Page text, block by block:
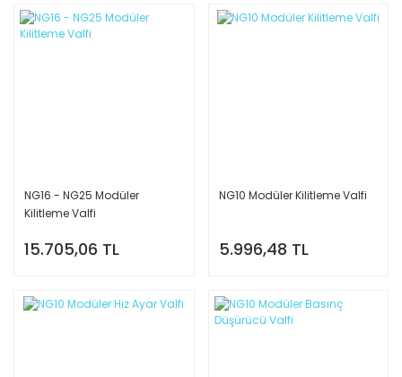
NG16 - NG25 Modüler
Kilitleme Valfi
15.705,06 TL
NG10 Modüler Kilitleme Valfi
5.996,48 TL